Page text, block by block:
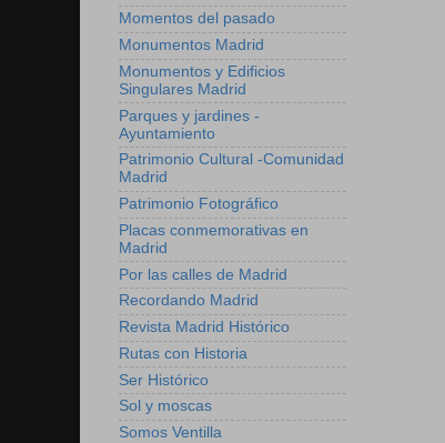
Momentos del pasado
Monumentos Madrid
Monumentos y Edificios
Singulares Madrid
Parques y jardines -
Ayuntamiento
Patrimonio Cultural -Comunidad
Madrid
Patrimonio Fotográfico
Placas conmemorativas en
Madrid
Por las calles de Madrid
Recordando Madrid
Revista Madrid Histórico
Rutas con Historia
Ser Histórico
Sol y moscas
Somos Ventilla